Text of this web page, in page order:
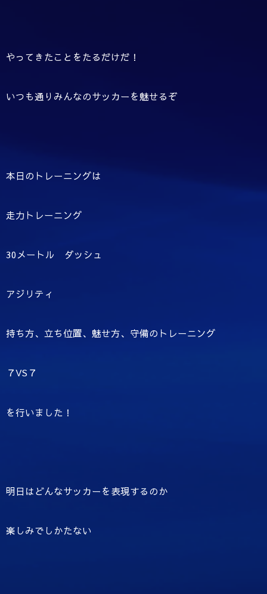
やってきたことをたるだけだ！
いつも通りみんなのサッカーを魅せるぞ
本日のトレーニングは
走力トレーニング
30メートル ダッシュ
アジリティ
持ち方、立ち位置、魅せ方、守備のトレーニング
７VS７
を行いました！
明日はどんなサッカーを表現するのか
楽しみでしかたない